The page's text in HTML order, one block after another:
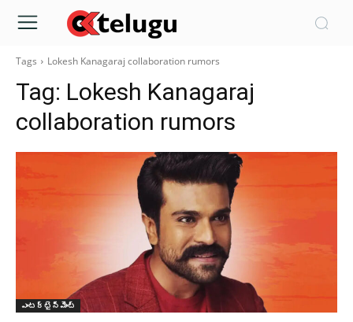
Tags Lokesh Kanagaraj collaboration rumors
Tag: Lokesh Kanagaraj
collaboration rumors
ఎంటర్టైన్మెంట్